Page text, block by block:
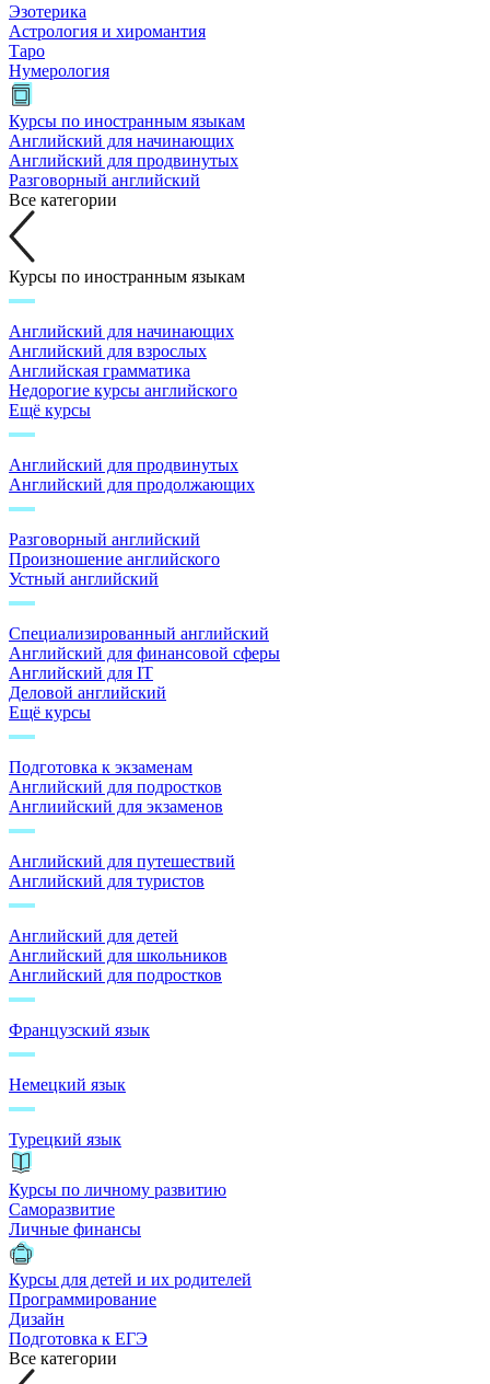
Эзотерика
Астрология и хиромантия
Таро
Нумерология
Курсы по иностранным языкам
Английский для начинающих
Английский для продвинутых
Разговорный английский
Все категории
Курсы по иностранным языкам
Английский для начинающих
Английский для взрослых
Английская грамматика
Недорогие курсы английского
Ещё курсы
Английский для продвинутых
Английский для продолжающих
Разговорный английский
Произношение английского
Устный английский
Специализированный английский
Английский для финансовой сферы
Английский для IT
Деловой английский
Ещё курсы
Подготовка к экзаменам
Английский для подростков
Англиийский для экзаменов
Английский для путешествий
Английский для туристов
Английский для детей
Английский для школьников
Английский для подростков
Французский язык
Немецкий язык
Турецкий язык
Курсы по личному развитию
Саморазвитие
Личные финансы
Курсы для детей и их родителей
Программирование
Дизайн
Подготовка к ЕГЭ
Все категории